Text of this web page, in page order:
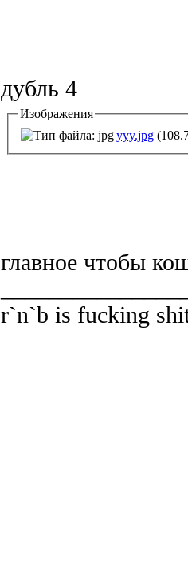
дубль 4
Изображения
yyy.jpg
главное чтобы
r`n`b is fucking